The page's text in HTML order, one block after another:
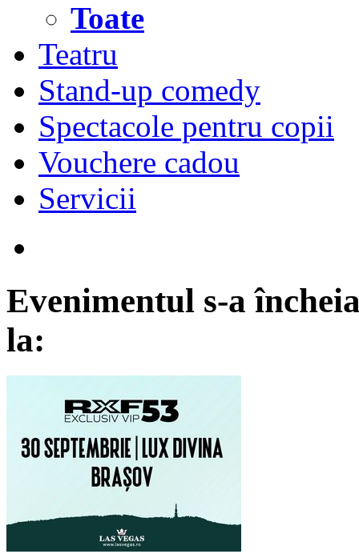
Toate
Teatru
Stand-up comedy
Spectacole pentru copii
Vouchere cadou
Servicii
Evenimentul s-a
la: